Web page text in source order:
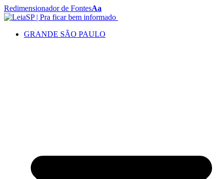
Redimensionador de FontesAa
GRANDE SÃO PAULO